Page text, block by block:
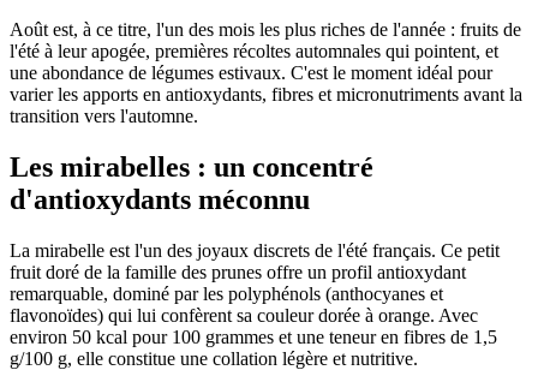
Août est, à ce titre, l'un des mois les plus riches de l'année : fruits de
l'été à leur apogée, premières récoltes automnales qui pointent, et
une abondance de légumes estivaux. C'est le moment idéal pour
varier les apports en antioxydants, fibres et micronutriments avant la
transition vers l'automne.
Les mirabelles : un concentré
d'antioxydants méconnu
La mirabelle est l'un des joyaux discrets de l'été français. Ce petit
fruit doré de la famille des prunes offre un profil antioxydant
remarquable, dominé par les polyphénols (anthocyanes et
flavonoïdes) qui lui confèrent sa couleur dorée à orange. Avec
environ 50 kcal pour 100 grammes et une teneur en fibres de 1,5
g/100 g, elle constitue une collation légère et nutritive.